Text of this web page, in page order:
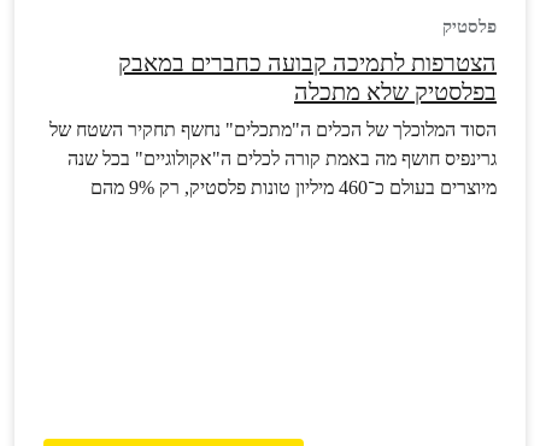
פלסטיק
הצטרפות לתמיכה קבועה כחברים במאבק
בפלסטיק שלא מתכלה
הסוד המלוכלך של הכלים ה"מתכלים" נחשף תחקיר השטח של
גרינפיס חושף מה באמת קורה לכלים ה"אקולוגיים" בכל שנה
מיוצרים בעולם כ־460 מיליון טונות פלסטיק, רק 9% מהם